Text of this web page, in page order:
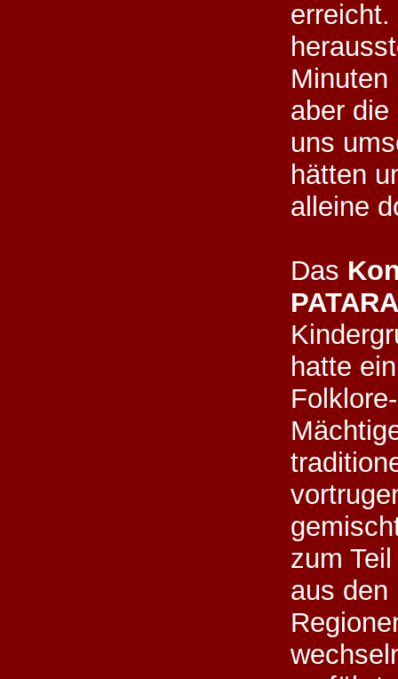
Minuten
aber
uns
hätten
alleine
Das
hatte
zum
aus den